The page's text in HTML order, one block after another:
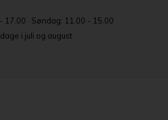
· Søndag: 11.00 - 15.00
i juli og august